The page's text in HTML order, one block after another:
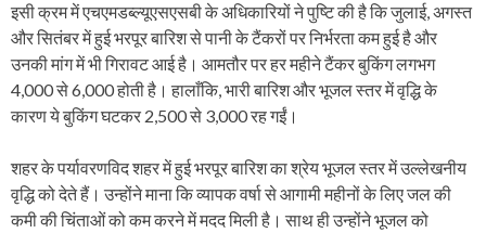
इसी क्रम में एचएमडब्ल्यूएसएसबी के अधिकारियों ने पुष्टि की है कि जुलाई, अगस्त
और सितंबर में हुई भरपूर बारिश से पानी के टैंकरों पर निर्भरता कम हुई है और
उनकी मांग में भी गिरावट आई है। आमतौर पर हर महीने टैंकर बुकिंग लगभग
4,000 से 6,000 होती है। हालाँकि, भारी बारिश और भूजल स्तर में वृद्धि के
कारण ये बुकिंग घटकर 2,500 से 3,000 रह गईं।
शहर के पर्यावरणविद शहर में हुई भरपूर बारिश का श्रेय भूजल स्तर में उल्लेखनीय
वृद्धि को देते हैं। उन्होंने माना कि व्यापक वर्षा से आगामी महीनों के लिए जल की
कमी की चिंताओं को कम करने में मदद मिली है। साथ ही उन्होंने भूजल को